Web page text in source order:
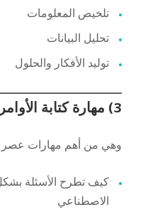
تلخيص المعلومات
تحليل البيانات
توليد الأفكار والحلول
3) مهارة كتابة الأوامر (Prompt Engineering)
وهي من أهم مهارات عصر AI، حيث ستتعلم:
كيف تطرح الأسئلة
الاصطناعي